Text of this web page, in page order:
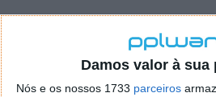
Damos valor à sua
Nós e os nossos 1733 parceiros